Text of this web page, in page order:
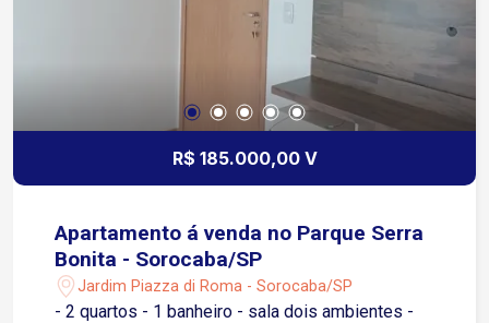
R$ 185.000,00 V
Apartamento á venda no Parque Serra
Bonita - Sorocaba/SP
Jardim Piazza di Roma - Sorocaba/SP
- 2 quartos - 1 banheiro - sala dois ambientes -